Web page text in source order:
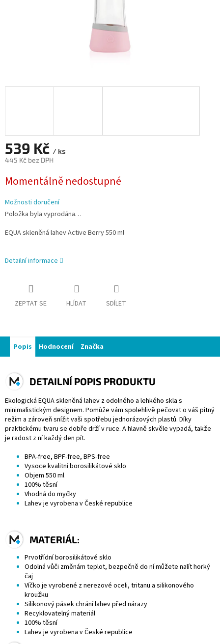
539 Kč / ks
445 Kč bez DPH
cena:
Momentálně nedostupné
Možnosti doručení
Položka byla vyprodána…
EQUA skleněná lahev Active Berry 550 ml
Detailní informace
ZEPTAT SE HLÍDAT SDÍLET
Popis Hodnocení Značka
DETAILNÍ POPIS PRODUKTU
Ekologická EQUA skleněná lahev z odolného a lehkého skla s
minimalistickým designem. Pomůže vám spolehlivě pečovat o váš pitný
režim a zároveň snížit vaši spotřebu jednorázových plastů. Díky
praktickému tvaru se dobře drží v ruce. A hlavně skvěle vypadá, takže
je radost z ní každý den pít.
BPA-free, BPF-free, BPS-free
Vysoce kvalitníborosilikátové sklo
Objem 550 ml
100% těsní
Vhodná do myčky
Lahev je vyrobena v České republice
MATERIÁL:
Prvotřídní borosilikátové sklo
Odolná vůči změnám teplot, bezpečně do ní můžete nalít horký
čaj
Víčko je vyrobené znerezové oceli, tritanu a silikonového
kroužku
Silikonový pásek chrání lahev před nárazy
Recyklovatelný materiál
100% těsní
Lahev je vyrobena v České republice